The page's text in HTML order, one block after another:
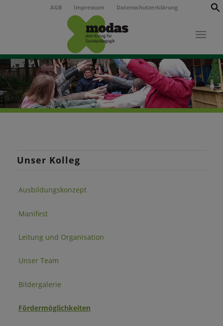
AGB Impressum Datenschutzerklärung
Unser Kolleg
Ausbildungskonzept
Manifest
Leitung und Organisation
Unser Team
Bildergalerie
Fördermöglichkeiten